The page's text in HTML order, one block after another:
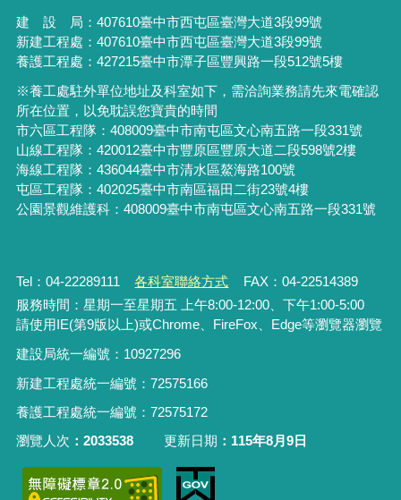
建 設 局： 407610臺中市西屯區臺灣大道3段99號
新建工程處：407610臺中市西屯區臺灣大道3段99號
養護工程處：427215臺中市潭子區豐興路一段512號5樓
※養工處駐外單位地址及科室如下，需洽詢業務請先來電確認
所在位置，以免耽誤您寶貴的時間
市六區工程隊：408009臺中市南屯區文心南五路一段331號
山線工程隊：420012臺中市豐原區豐原大道二段598號2樓
海線工程隊：436044臺中市清水區鰲海路100號
屯區工程隊：402025臺中市南區福田二街23號4樓
公園景觀維護科：408009臺中市南屯區文心南五路一段331號
Tel：04-22289111 各科室聯絡方式
FAX：04-22514389
服務時間：星期一至星期五 上午8:00-12:00、下午1:00-5:00
請使用IE(第9版以上)或Chrome、FireFox、Edge等瀏覽器瀏覽
建設局統一編號：10927296
新建工程處統一編號 ： 72575166
養護工程處統一編號 ： 72575172
瀏覽人次
2033538 更新日期 115年8月9日